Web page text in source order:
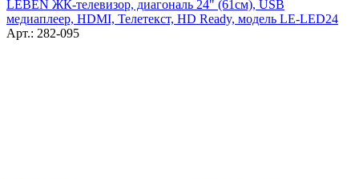
LEBEN ЖК-телевизор, диагональ 24" (61см), USB
медиаплеер, HDMI, Телетекст, HD Ready, модель LE-LED24
Арт.: 282-095